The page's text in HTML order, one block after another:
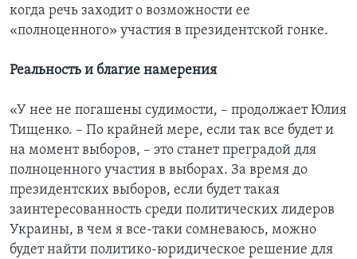
когда речь заходит о возможности ее
«полноценного» участия в президентской гонке.
Реальность и благие намерения
«У нее не погашены судимости, – продолжает Юлия
Тищенко. – По крайней мере, если так все будет и
на момент выборов, – это станет преградой для
полноценного участия в выборах. За время до
президентских выборов, если будет такая
заинтересованность среди политических лидеров
Украины, в чем я все-таки сомневаюсь, можно
будет найти политико-юридическое решение для